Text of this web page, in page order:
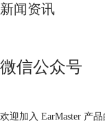
新闻资讯
微信公众号
欢迎加入 EarMaster 产